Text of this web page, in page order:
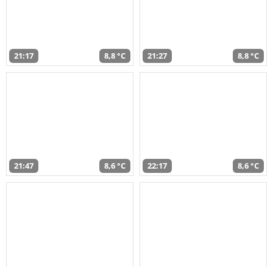
21:17 8,8 °C 21:27 8,8 °C
21:47 8,6 °C 22:17 8,6 °C